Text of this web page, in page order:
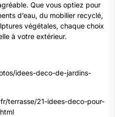
Que vous optiez pour
d’eau, du mobilier recyclé,
végétales, chaque choix
à votre extérieur.
idees-deco-de-jardins-
terrasse/21-idees-deco-pour-